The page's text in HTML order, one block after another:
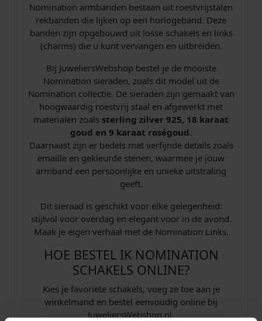
Nomination armbanden bestaan uit roestvrijstalen
rekbanden die lijken op een horlogeband. Deze
banden zijn opgebouwd uit losse schakels en links
(charms) die u kunt vervangen en uitbreiden.
Bij JuweliersWebshop bestel je de mooiste
Nomination sieraden, zoals dit model uit de
Nomination collectie. De sieraden zijn gemaakt van
hoogwaardig roestvrij staal en afgewerkt met
materialen zoals sterling zilver 925, 18 karaat
goud en 9 karaat roségoud.
Daarnaast zijn er bedels met verfijnde details zoals
emaille en gekleurde stenen, waarmee je jouw
armband een persoonlijke en unieke uitstraling
geeft.
Dit sieraad is geschikt voor elke gelegenheid:
stijlvol voor overdag en elegant voor in de avond.
Maak je eigen verhaal met de Nomination Links.
HOE BESTEL IK NOMINATION
SCHAKELS ONLINE?
Kies je favoriete schakels, voeg ze toe aan je
winkelmand en bestel eenvoudig online bij
JuweliersWebshop.nl.